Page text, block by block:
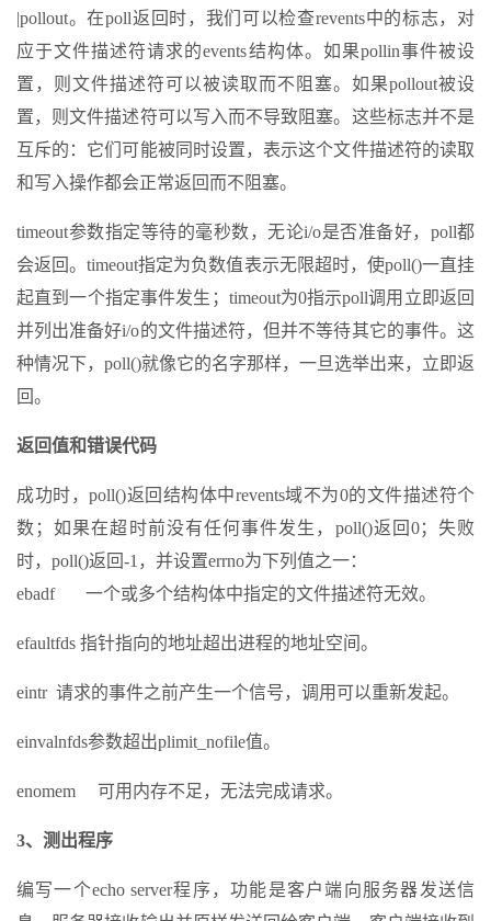
|pollout。在poll返回时，我们可以检查revents中的标志，对
应于文件描述符请求的events结构体。如果pollin事件被设
置，则文件描述符可以被读取而不阻塞。如果pollout被设
置，则文件描述符可以写入而不导致阻塞。这些标志并不是
互斥的：它们可能被同时设置，表示这个文件描述符的读取
和写入操作都会正常返回而不阻塞。
timeout参数指定等待的毫秒数，无论i/o是否准备好，poll都
会返回。timeout指定为负数值表示无限超时，使poll()一直挂
起直到一个指定事件发生；timeout为0指示poll调用立即返回
并列出准备好i/o的文件描述符，但并不等待其它的事件。这
种情况下，poll()就像它的名字那样，一旦选举出来，立即返
回。
返回值和错误代码
成功时，poll()返回结构体中revents域不为0的文件描述符个
数；如果在超时前没有任何事件发生，poll()返回0；失败
时，poll()返回-1，并设置errno为下列值之一：
ebadf 一个或多个结构体中指定的文件描述符无效。
efaultfds 指针指向的地址超出进程的地址空间。
eintr 请求的事件之前产生一个信号，调用可以重新发起。
einvalnfds参数超出plimit_nofile值。
enomem 可用内存不足，无法完成请求。
3、测出程序
编写一个echo server程序，功能是客户端向服务器发送信